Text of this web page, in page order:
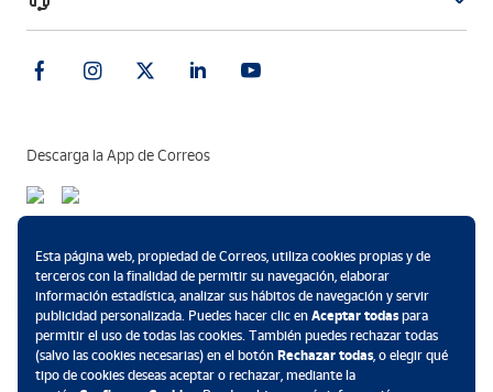
Descarga la App de Correos
Esta página web, propiedad de Correos, utiliza cookies propias y de
terceros con la finalidad de permitir su navegación, elaborar
información estadística, analizar sus hábitos de navegación y servir
publicidad personalizada. Puedes hacer clic en Aceptar todaspara
permitir el uso de todas las cookies. También puedes rechazar todas
(salvo las cookies necesarias) en el botón Rechazar todas, o elegir qué
tipo de cookies deseas aceptar o rechazar, mediante la